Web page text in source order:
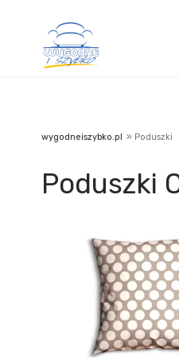
wygodneiszybko.pl » Poduszki
Poduszki